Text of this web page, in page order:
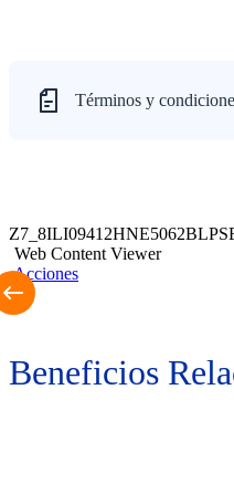
Términos y
Web Content Viewer
Acciones
Beneficios